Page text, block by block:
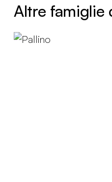
Altre famiglie